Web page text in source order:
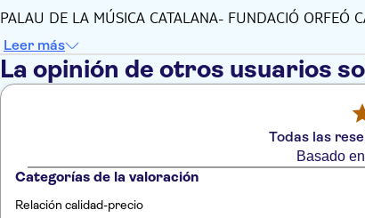
PALAU DE LA MÚSICA CATALANA- FUNDACIÓ ORFEÓ
Leer más
La opinión de otros usuarios
Todas las
Basado
Categorías de la valoración
Relación calidad-precio